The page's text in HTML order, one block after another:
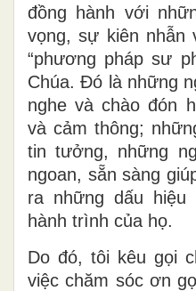
đồng hành với
vọng, sự kiên nhẫn
“phương pháp sư
Chúa. Đó là những
nghe và chào đón
và cảm thông;
tin tưởng, những
ngoan, sẵn sàng
ra những dấu hiệu
hành trình của họ.
Do đó, tôi kêu gọi
việc chăm sóc ơn